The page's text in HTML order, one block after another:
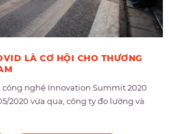
LÀ CƠ HỘI CHO THƯƠNG
nghệ Innovation Summit 2020
2020 vừa qua, công ty đo lường và